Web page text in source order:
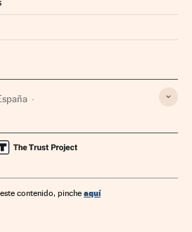
Cinco Días en Facebook
Cinco Días en Twitter
Corrupción política
Bankia
contenido, pinche aquí